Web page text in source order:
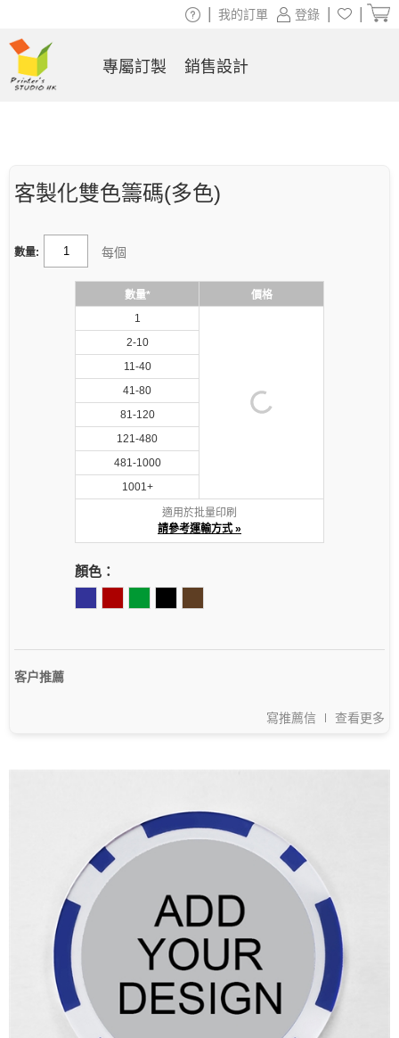
客製化雙色籌碼(多色)
數量: 每個
數量*
價格
1
2-10
11-40
41-80
81-120
121-480
481-1000
1001+
適用於批量印刷
請參考運輸方式 »
顏色：
客户推薦
寫推薦信 查看更多
登錄
我的訂單
專屬訂製 銷售設計